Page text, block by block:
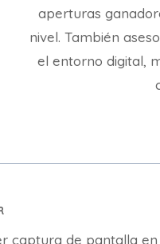
aperturas
nivel. También
el entorno digital,
captura de pantalla en